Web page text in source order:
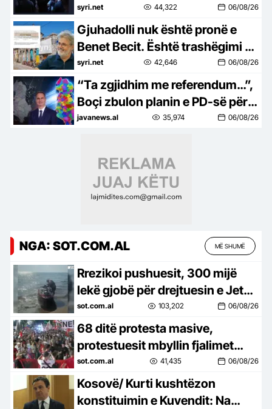
deri në largimin e Ramës
syri.net 44,322 06/08/26
Gjuhadolli nuk është pronë e
Benet Becit. Është trashëgimi e
Shkodrës
syri.net 42,646 06/08/26
“Ta zgjidhim me referendum…”,
Boçi zbulon planin e PD-së për
të penguar uljen e numrit të
javanews.al 35,974 06/08/26
NGA: SOT.COM.AL MË SHUMË
Rrezikoi pushuesit, 300 mijë
lekë gjobë për drejtuesin e Jet
Ski në Zvërnec
sot.com.al 103,202 06/08/26
68 ditë protesta masive,
protestuesit mbyllin fjalimet
para Kryeministrisë, marshojnë
drejt Korpusit: Ju erdhi fundi!
sot.com.al 41,435 06/08/26
Kosovë/ Kurti kushtëzon
konstituimin e Kuvendit: Na